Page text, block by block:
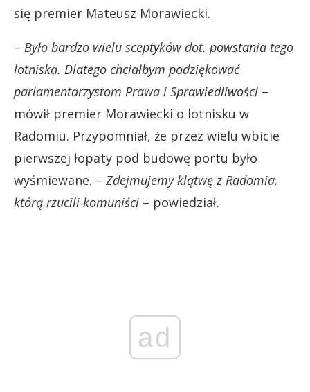
się premier Mateusz Morawiecki.
– Było bardzo wielu sceptyków dot. powstania tego
lotniska. Dlatego chciałbym podziękować
parlamentarzystom Prawa i Sprawiedliwości –
mówił premier Morawiecki o lotnisku w
Radomiu. Przypomniał, że przez wielu wbicie
pierwszej łopaty pod budowę portu było
wyśmiewane. – Zdejmujemy klątwę z Radomia,
którą rzucili komuniści – powiedział.
ad